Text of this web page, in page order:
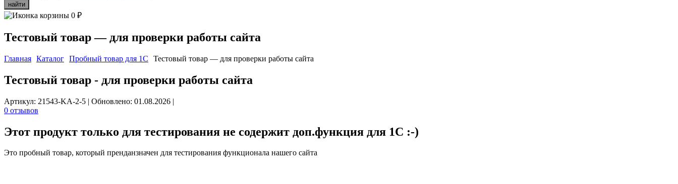
найти
0 ₽
Тестовый товар — для проверки работы сайта
Главная Каталог Пробный товар для 1C Тестовый товар — для проверки работы сайта
Тестовый товар - для проверки работы сайта
Артикул: 21543-KA-2-5 | Обновлено: 01.08.2026 |
0 отзывов
Этот продукт только для тестирования не содержит доп.функция для 1С :-)
Это пробный товар, который пренданзначен для тестирования функционала нашего сайта